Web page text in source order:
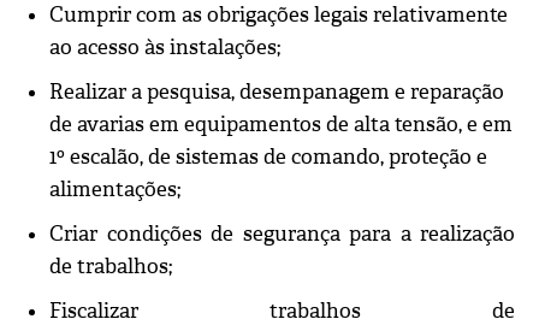
Cumprir com as obrigações legais relativamente
ao acesso às instalações;
Realizar a pesquisa, desempanagem e reparação
de avarias em equipamentos de alta tensão, e em
1º escalão, de sistemas de comando, proteção e
alimentações;
Criar condições de segurança para a realização
de trabalhos;
Fiscalizar trabalhos de